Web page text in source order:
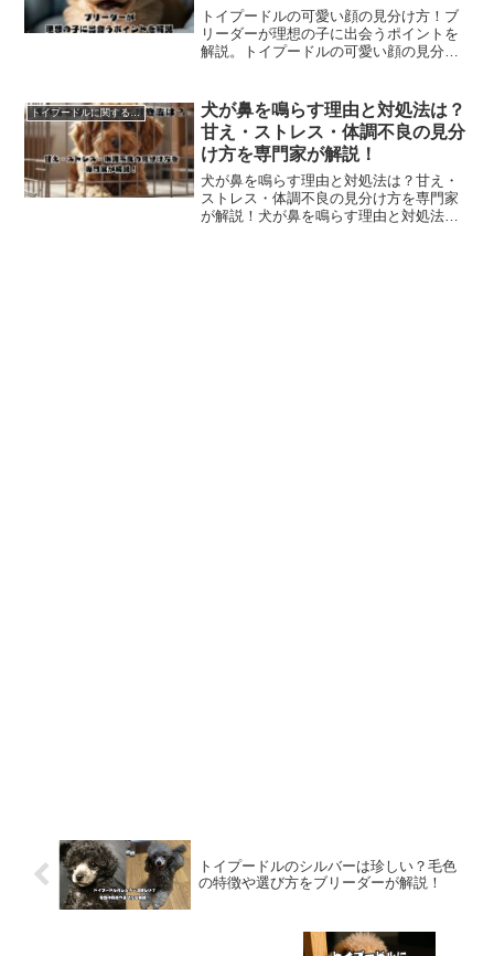
トイプードルの可愛い顔の見分け方！ブ
リーダーが理想の子に出会うポイントを
解説。トイプードルの可愛い顔の見分け
可愛い顔の見分け方｜ブリーダーが理想
の子に出会うポイントを解説します。
トイプードルに関すること
犬が鼻を鳴らす理由と対処法は？
甘え・ストレス・体調不良の見分
け方を専門家が解説！
犬が鼻を鳴らす理由と対処法は？甘え・
ストレス・体調不良の見分け方を専門家
が解説！犬が鼻を鳴らす理由と対処法に
トイプードルのシルバーは珍しい？毛色
の特徴や選び方をブリーダーが解説！